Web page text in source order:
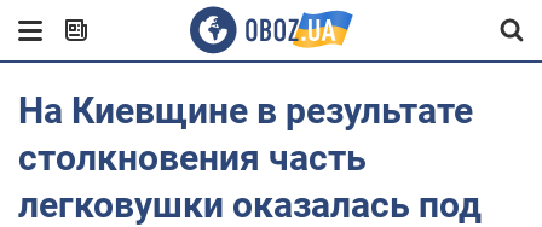
На Киевщине в результате
столкновения часть
легковушки оказалась под